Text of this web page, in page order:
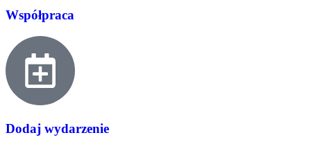
Współpraca
Dodaj wydarzenie